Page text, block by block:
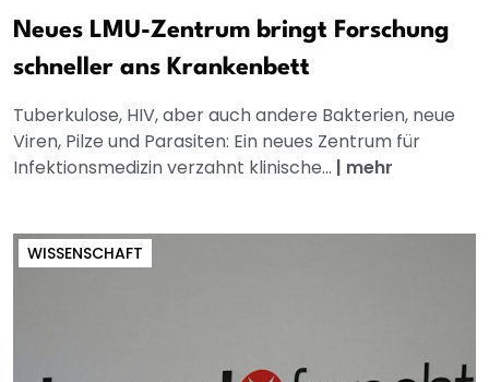
Neues LMU-Zentrum bringt Forschung
schneller ans Krankenbett
Tuberkulose, HIV, aber auch andere Bakterien, neue
Viren, Pilze und Parasiten: Ein neues Zentrum für
Infektionsmedizin verzahnt klinische... | mehr
WISSENSCHAFT